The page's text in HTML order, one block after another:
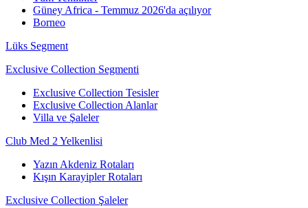
Güney Africa - Temmuz 2026'da açılıyor
Borneo
Lüks Segment
Exclusive Collection Segmenti
Exclusive Collection Tesisler
Exclusive Collection Alanlar
Villa ve Şaleler
Club Med 2 Yelkenlisi
Yazın Akdeniz Rotaları
Kışın Karayipler Rotaları
Exclusive Collection Şaleler